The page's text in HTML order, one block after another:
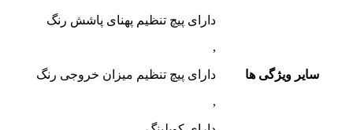
سایر ویژگی ها
دارای پیچ تنظیم پهنای پاشش رنگ
,
دارای پیچ تنظیم میزان خروجی رنگ
,